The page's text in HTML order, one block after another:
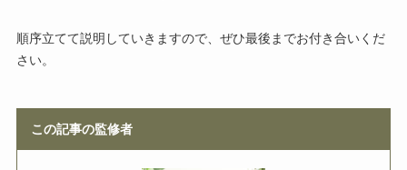
順序立てて説明していきますので、ぜひ最後までお付き合いくだ
さい。
この記事の監修者